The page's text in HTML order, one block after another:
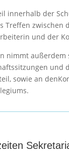
innerhalb der
Treffen zwischen
und der
nimmt außerdem
und
, sowie an den